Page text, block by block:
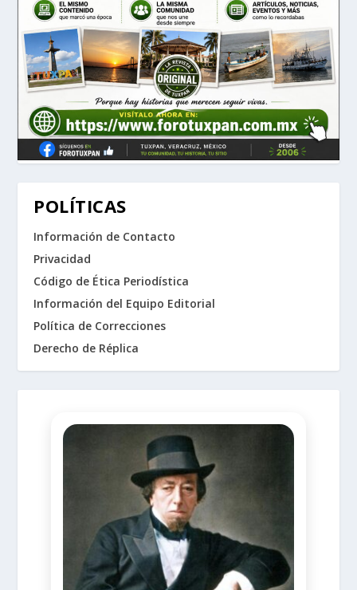
POLÍTICAS
Información de Contacto
Privacidad
Código de Ética Periodística
Información del Equipo Editorial
Política de Correcciones
Derecho de Réplica